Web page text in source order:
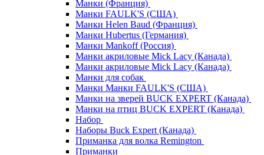
Манки (Франция)
Манки FAULK'S (США)
Манки Helen Baud (Франция)
Манки Hubertus (Германия)
Манки Mankoff (Россия)
Манки акриловые Mick Lacy (Канада)
Манки акриловые Mick Lacy (Канада)
Манки для собак
Манки Манки FAULK'S (США)
Манки на зверей BUCK EXPERT (Канада)
Манки на птиц BUCK EXPERT (Канада)
Набор
Наборы Buck Expert (Канада)
Приманка для волка Remington
Приманки